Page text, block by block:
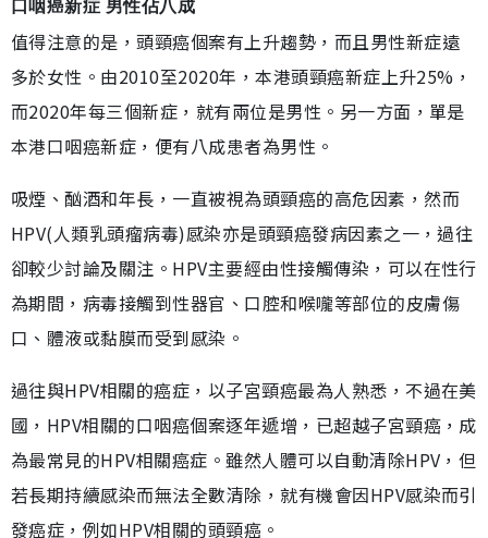
口咽癌新症 男性佔八成
值得注意的是，頭頸癌個案有上升趨勢，而且男性新症遠
多於女性。由2010至2020年，本港頭頸癌新症上升25%，
而2020年每三個新症，就有兩位是男性。另一方面，單是
本港口咽癌新症，便有八成患者為男性。
吸煙、酗酒和年長，一直被視為頭頸癌的高危因素，然而
HPV(人類乳頭瘤病毒)感染亦是頭頸癌發病因素之一，過往
卻較少討論及關注。HPV主要經由性接觸傳染，可以在性行
為期間，病毒接觸到性器官、口腔和喉嚨等部位的皮膚傷
口、體液或黏膜而受到感染。
過往與HPV相關的癌症，以子宮頸癌最為人熟悉，不過在美
國，HPV相關的口咽癌個案逐年遞增，已超越子宮頸癌，成
為最常見的HPV相關癌症。雖然人體可以自動清除HPV，但
若長期持續感染而無法全數清除，就有機會因HPV感染而引
發癌症，例如HPV相關的頭頸癌。